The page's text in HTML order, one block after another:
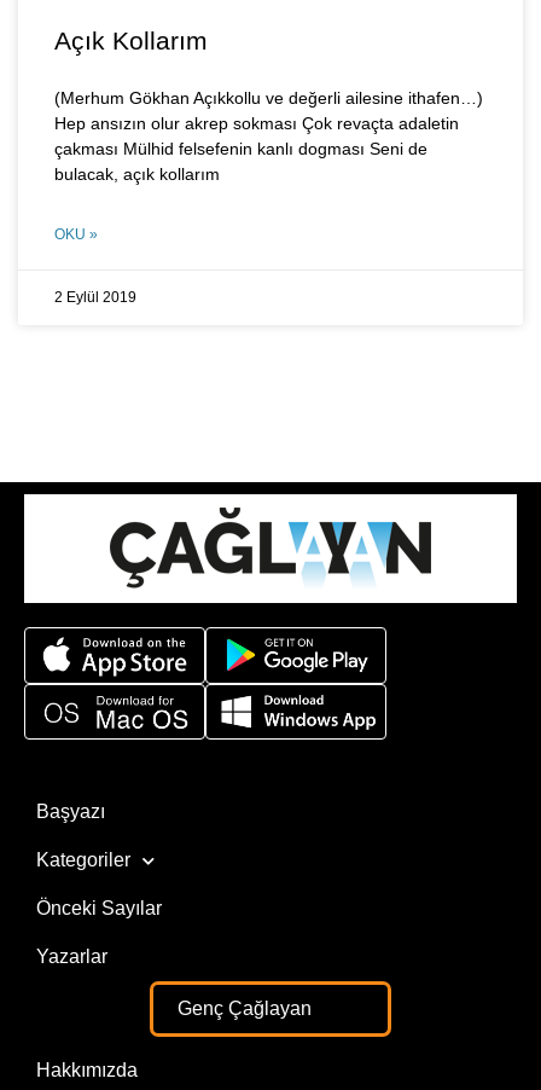
Açık Kollarım
(Merhum Gökhan Açıkkollu ve değerli ailesine ithafen…)
Hep ansızın olur akrep sokması Çok revaçta adaletin
çakması Mülhid felsefenin kanlı dogması Seni de
bulacak, açık kollarım
OKU »
2 Eylül 2019
Başyazı
Kategoriler
Önceki Sayılar
Yazarlar
Genç Çağlayan
Hakkımızda